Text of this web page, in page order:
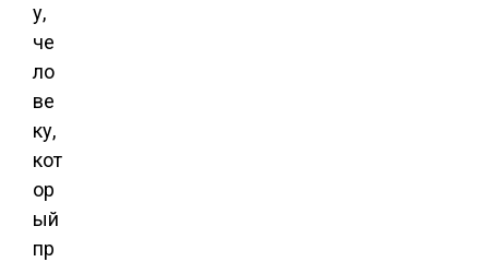
у,
че
ло
ве
ку,
кот
ор
ый
пр